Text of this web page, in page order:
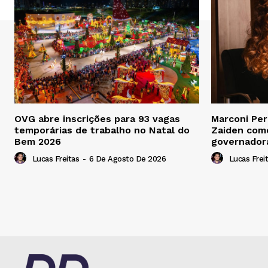
OVG abre inscrições para 93 vagas
temporárias de trabalho no Natal do
Bem 2026
Lucas Freitas - 6 De Agosto De 2026
Marconi
Zaiden
Lucas